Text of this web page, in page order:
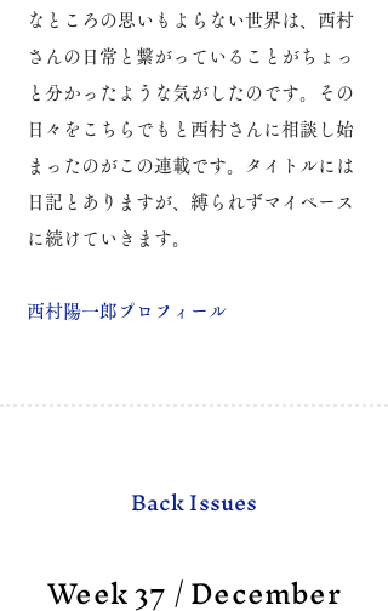
なところの思いもよらない世界は、西村
さんの日常と繋がっていることがちょっ
と分かったような気がしたのです。
その
日々をこちらでもと西村さんに相談し始
まったのがこの連載です。
タイトルには
日記とありますが、縛られずマイペース
に続けていきます。
​西村陽一郎プロフィール
Back Issues
Week 37 / December